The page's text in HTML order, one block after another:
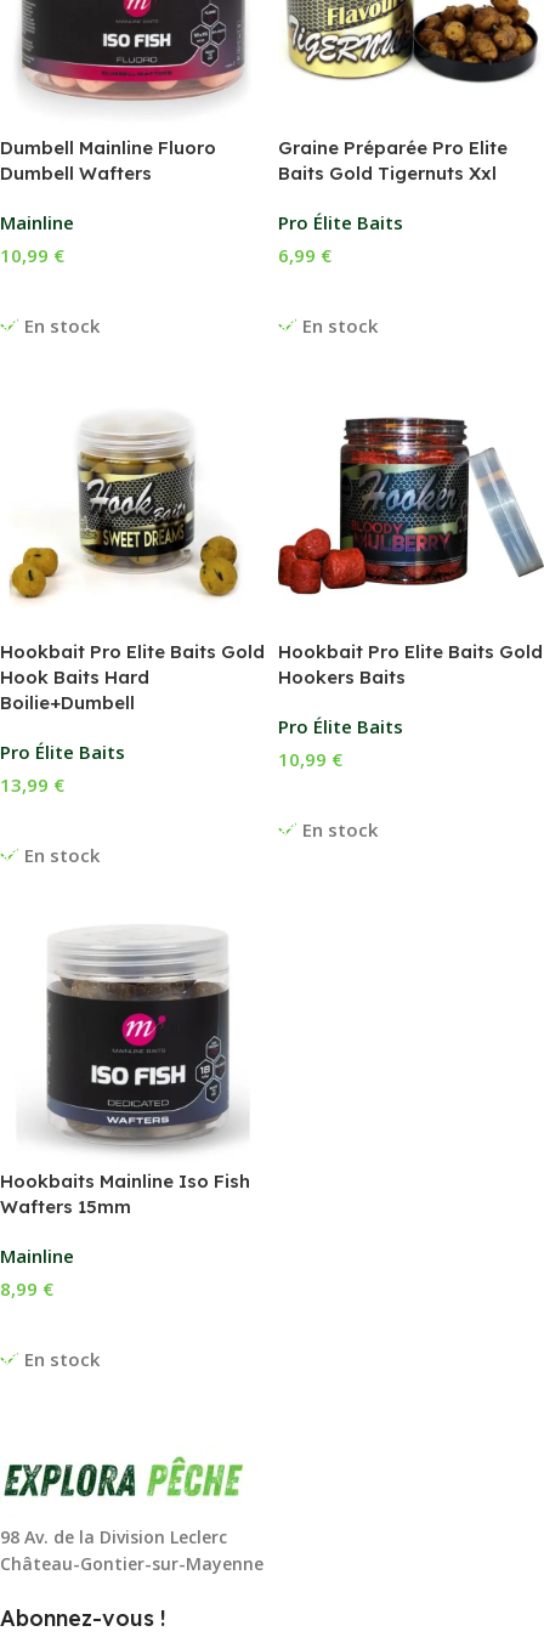
Dumbell Mainline Fluoro
Dumbell Wafters
Mainline
En stock
10,99 €
Graine Préparée Pro Elite
Baits Gold Tigernuts Xxl
Pro Élite Baits
En stock
6,99 €
Hookbait Pro Elite Baits Gold
Hook Baits Hard
Boilie+Dumbell
Pro Élite Baits
En stock
13,99 €
Hookbait Pro Elite Baits Gold
Hookers Baits
Pro Élite Baits
En stock
10,99 €
Hookbaits Mainline Iso Fish
Wafters 15mm
Mainline
En stock
8,99 €
98 Av. de la Division Leclerc
Château-Gontier-sur-Mayenne
Abonnez-vous !